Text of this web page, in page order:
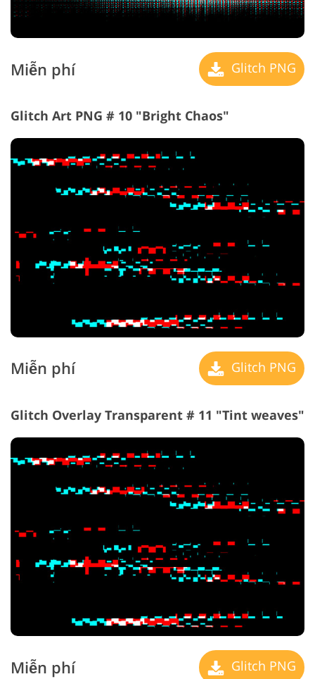
Miễn phí Glitch PNG
Glitch Art PNG # 10 "Bright Chaos"
Miễn phí Glitch PNG
Glitch Overlay Transparent # 11 "Tint weaves"
Miễn phí Glitch PNG